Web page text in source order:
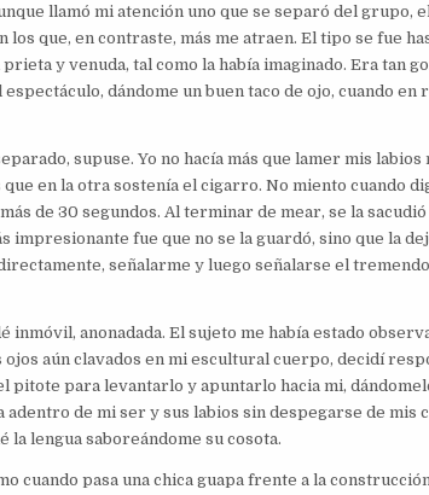
llamó mi atención uno que se separó del grupo,
que, en contraste, más me atraen. El tipo se fue
y venuda, tal como la había imaginado. Era tan
dándome un buen taco de ojo, cuando en
supuse. Yo no hacía más que lamer mis labios
en la otra sostenía el cigarro. No miento cuando
de 30 segundos. Al terminar de mear, se la
impresionante fue que no se la guardó, sino que la
señalarme y luego señalarse el
inmóvil, anonadada. El sujeto me había estado
aún clavados en mi escultural cuerpo, decidí
pitote para levantarlo y apuntarlo hacia mi,
de mi ser y sus labios sin despegarse de mis
la lengua saboreándome su cosota.
cuando pasa una chica guapa frente a la